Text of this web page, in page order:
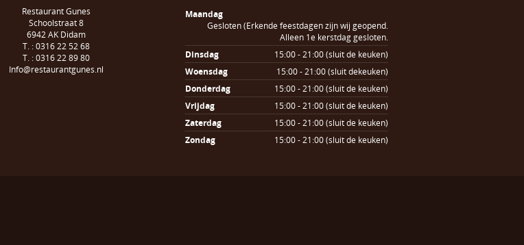
Restaurant Gunes
Schoolstraat 8
6942 AK Didam
T. : 0316 22 52 68
T. : 0316 22 89 80
Info@restaurantgunes.nl
Maandag
Gesloten (Erkende feestdagen zijn wij geopend.
Alleen 1e kerstdag gesloten.
Dinsdag
15:00 - 21:00 (sluit de keuken)
Woensdag
15:00 - 21:00 (sluit dekeuken)
Donderdag
15:00 - 21:00 (sluit de keuken)
Vrijdag
15:00 - 21:00 (sluit de keuken)
Zaterdag
15:00 - 21:00 (sluit de keuken)
Zondag
15:00 - 21:00 (sluit de keuken)